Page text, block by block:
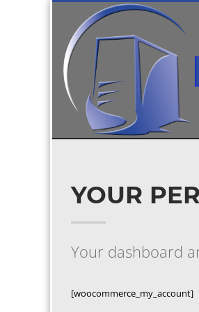
YOUR
Your dashboard
[woocommerce_my_account]